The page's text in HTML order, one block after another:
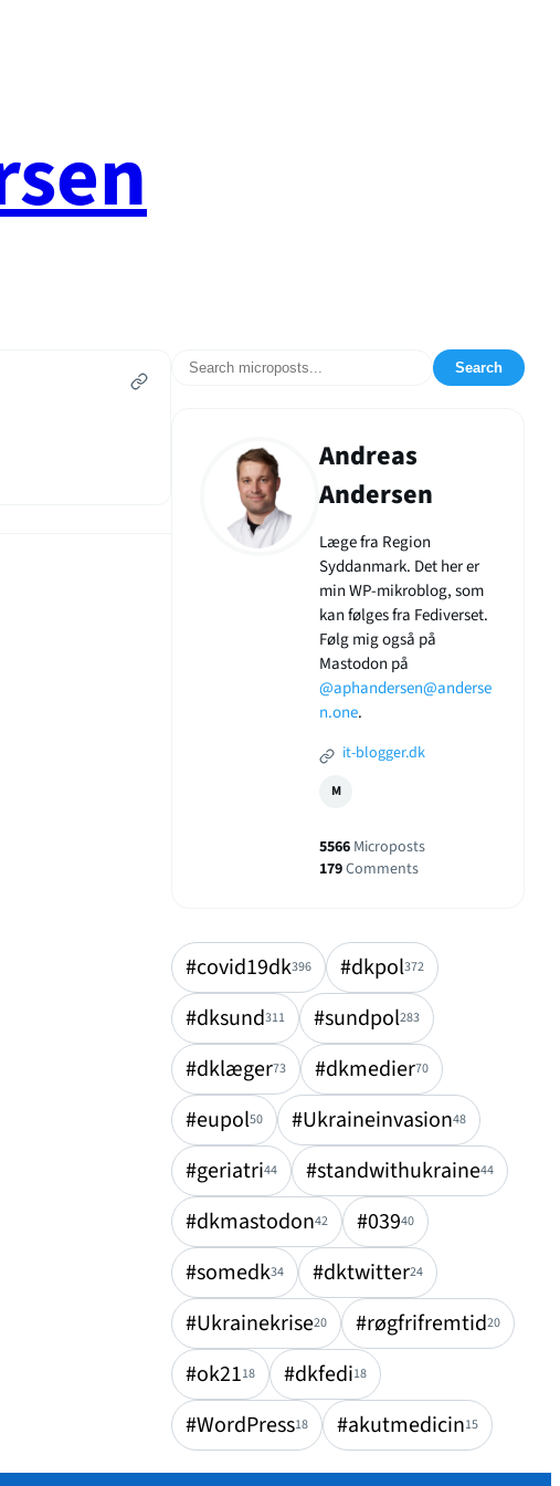
Search
Andreas
Andersen
Læge fra Region
Syddanmark. Det her er
min WP-mikroblog, som
kan følges fra Fediverset.
Følg mig også på
Mastodon på
@aphandersen@anderse
n.one.
it-blogger.dk
M
5566 Microposts
179Comments
#covid19dk396 #dkpol372
#dksund311 #sundpol283
#dklæger73 #dkmedier70
#eupol50 #Ukraineinvasion48
#geriatri44 #standwithukraine44
#dkmastodon42 #03940
#somedk34 #dktwitter24
#Ukrainekrise20 #røgfrifremtid20
#ok2118 #dkfedi18
#WordPress18 #akutmedicin15